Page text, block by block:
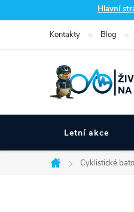
na
Hlavní
Kontakty Blog
Letní akce
Domů
Cyklistické